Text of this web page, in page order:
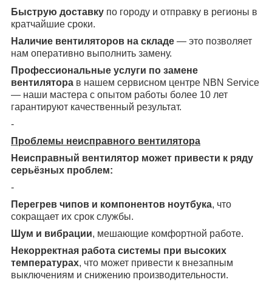
Быструю доставку по городу и отправку в регионы в
кратчайшие сроки.
Наличие вентиляторов на складе — это позволяет
нам оперативно выполнить замену.
Профессиональные услуги по замене
вентилятора в нашем сервисном центре NBN Service
— наши мастера с опытом работы более 10 лет
гарантируют качественный результат.
-
Проблемы неисправного вентилятора
Неисправный вентилятор может привести к ряду
серьёзных проблем:
-
Перегрев чипов и компонентов ноутбука, что
сокращает их срок службы.
Шум и вибрации, мешающие комфортной работе.
Некорректная работа системы при высоких
температурах, что может привести к внезапным
выключениям и снижению производительности.